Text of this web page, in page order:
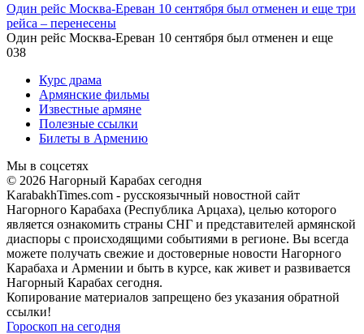
Один рейс Москва-Ереван 10 сентября был отменен и еще три
рейса – перенесены
Один рейс Москва-Ереван 10 сентября был отменен и еще
038
Курс драма
Армянские фильмы
Известные армяне
Полезные ссылки
Билеты в Армению
Мы в соцсетях
© 2026 Нагорный Карабах сегодня
KarabakhTimes.com - русскоязычный новостной сайт
Нагорного Карабаха (Республика Арцаха), целью которого
является ознакомить страны СНГ и представителей армянской
диаспоры с происходящими событиями в регионе. Вы всегда
можете получать свежие и достоверные новости Нагорного
Карабаха и Армении и быть в курсе, как живет и развивается
Нагорный Карабах сегодня.
Копирование материалов запрещено без указания обратной
ссылки!
Гороскоп на сегодня